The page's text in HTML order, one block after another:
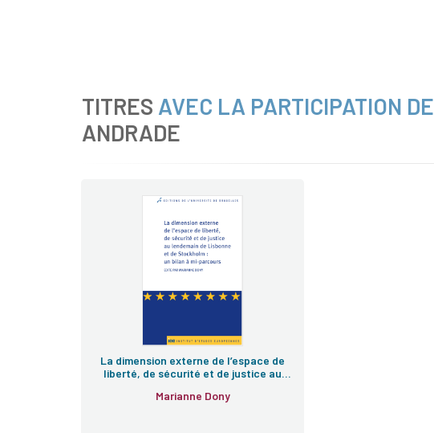
TITRES AVEC LA PARTICIPATION DE
ANDRADE
La dimension externe de l’espace de
liberté, de sécurité et de justice au
Marianne Dony